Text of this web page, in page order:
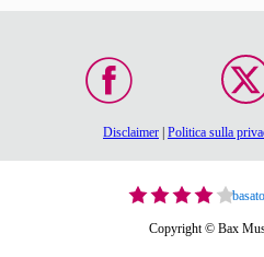
Disclaimer Politica sulla
Copyright © Bax